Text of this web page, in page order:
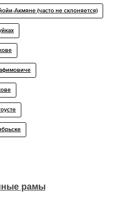
Акмяне (часто не склоняется)
рамы